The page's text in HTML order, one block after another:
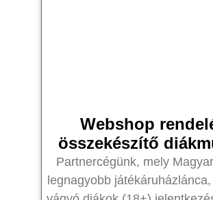
Webshop
összekészítő
Partnercégünk, mely
legnagyobb